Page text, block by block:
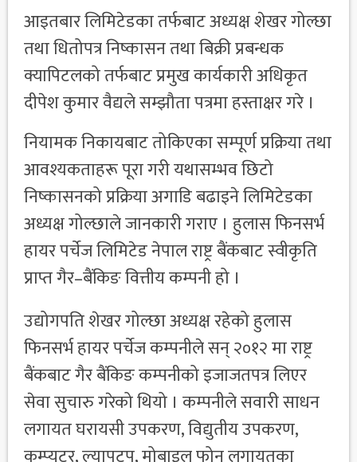
आइतबार लिमिटेडका तर्फबाट अध्यक्ष शेखर गोल्छा
तथा धितोपत्र निष्कासन तथा बिक्री प्रबन्धक
क्यापिटलको तर्फबाट प्रमुख कार्यकारी अधिकृत
दीपेश कुमार वैद्यले सम्झौता पत्रमा हस्ताक्षर गरे ।
नियामक निकायबाट तोकिएका सम्पूर्ण प्रक्रिया तथा
आवश्यकताहरू पूरा गरी यथासम्भव छिटो
निष्कासनको प्रक्रिया अगाडि बढाइने लिमिटेडका
अध्यक्ष गोल्छाले जानकारी गराए । हुलास फिनसर्भ
हायर पर्चेज लिमिटेड नेपाल राष्ट्र बैंकबाट स्वीकृति
प्राप्त गैर–बैंकिङ वित्तीय कम्पनी हो ।
उद्योगपति शेखर गोल्छा अध्यक्ष रहेको हुलास
फिनसर्भ हायर पर्चेज कम्पनीले सन् २०१२ मा राष्ट्र
बैंकबाट गैर बैंकिङ कम्पनीको इजाजतपत्र लिएर
सेवा सुचारु गरेको थियो । कम्पनीले सवारी साधन
लगायत घरायसी उपकरण, विद्युतीय उपकरण,